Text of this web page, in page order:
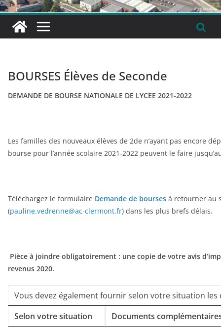
BOURSES Élèves de Seconde
DEMANDE DE BOURSE NATIONALE DE LYCEE 2021-2022
Les familles des nouveaux élèves de 2de n’ayant pas encore
bourse pour l’année scolaire 2021-2022 peuvent le faire
Téléchargez le formulaire Demande de bourses à retourner au
(pauline.vedrenne@ac-clermont.fr) dans les plus brefs délais.
Pièce à joindre obligatoirement : une copie de votre avis
revenus 2020.
Vous devez également fournir selon votre situation les
Selon votre situation
Documents